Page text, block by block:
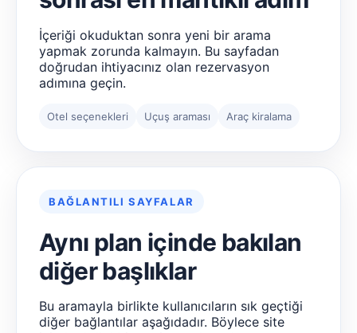
İçeriği okuduktan sonra yeni bir arama
yapmak zorunda kalmayın. Bu sayfadan
doğrudan ihtiyacınız olan rezervasyon
adımına geçin.
Otel seçenekleri Uçuş araması Araç kiralama
BAĞLANTILI SAYFALAR
Aynı plan içinde bakılan
diğer başlıklar
Bu aramayla birlikte kullanıcıların sık geçtiği
diğer bağlantılar aşağıdadır. Böylece site